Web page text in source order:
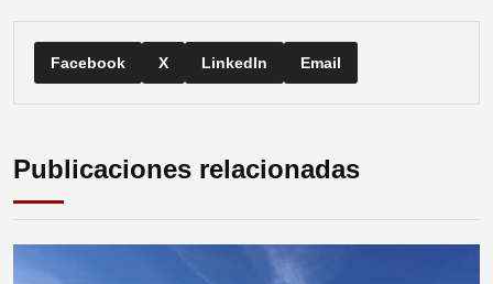
Facebook X LinkedIn Email
Publicaciones relacionadas